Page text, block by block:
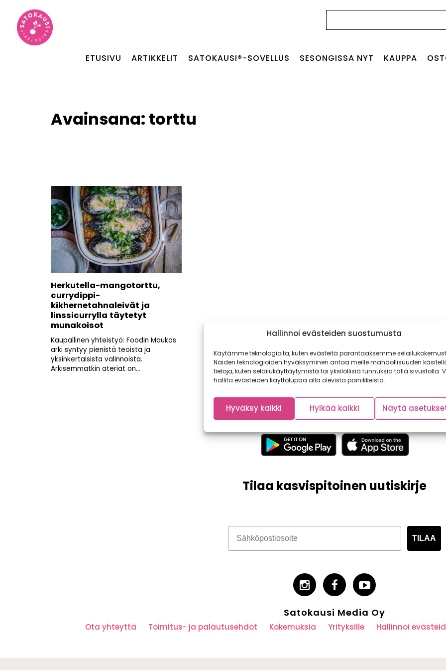
Hallinnoi evästeiden suostumusta
Käytämme teknologioita, kuten evästeitä parantaaksemme
Näiden teknologioiden hyväksyminen antaa meille mahdollisuuden
tietoja, kuten selailukäyttäytymistä tai yksilöllisiä tunnuksia tällä sivustolla.
hallita evästeiden käyttölupaa alla olevista painikkeista.
Hyväksy kaikki Hylkää kaikki Näytä
ETUSIVU ARTIKKELIT SATOKAUSI®-SOVELLUS SESONGISSA NYT KAUPPA
Avainsana: torttu
Herkutella-mangotorttu,
currydippi-
kikhernetahnaleivät ja
linssicurrylla täytetyt
munakoisot
Kaupallinen yhteistyö: Foodin Maukas
arki syntyy pienistä teoista ja
yksinkertaisista valinnoista.
Arkisemmatkin ateriat on...
Tilaa kasvispitoinen uutiskirje
TILAA
Satokausi Media Oy
Ota yhteyttä Toimitus- ja palautusehdot Kokemuksia Yrityksille Hallinnoi